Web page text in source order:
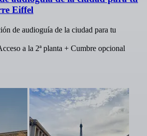
Eiffel
de audioguía de la ciudad para tu
a la 2ª planta + Cumbre opcional